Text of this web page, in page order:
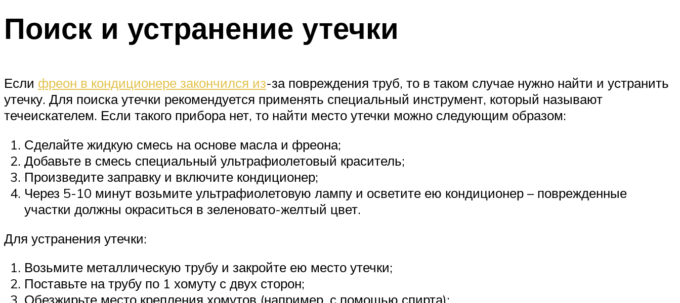
Поиск и устранение утечки
Если фреон в кондиционере закончился из-за повреждения труб, то в таком случае нужно найти и устранить
утечку. Для поиска утечки рекомендуется применять специальный инструмент, который называют
течеискателем. Если такого прибора нет, то найти место утечки можно следующим образом:
Сделайте жидкую смесь на основе масла и фреона;
Добавьте в смесь специальный ультрафиолетовый краситель;
Произведите заправку и включите кондиционер;
Через 5-10 минут возьмите ультрафиолетовую лампу и осветите ею кондиционер – поврежденные
участки должны окраситься в зеленовато-желтый цвет.
Для устранения утечки:
Возьмите металлическую трубу и закройте ею место утечки;
Поставьте на трубу по 1 хомуту с двух сторон;
Обезжирьте место крепления хомутов (например, с помощью спирта);